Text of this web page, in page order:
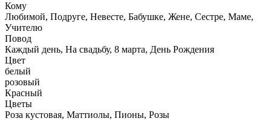
Кому
Любимой, Подруге, Невесте, Бабушке, Жене, Сестре, Маме,
Учителю
Повод
Каждый день, На свадьбу, 8 марта, День Рождения
Цвет
белый
розовый
Красный
Цветы
Роза кустовая, Маттиолы, Пионы, Розы